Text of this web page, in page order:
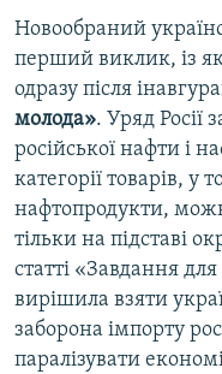
Новообраний
перший виклик, із
одразу після
молода». Уряд Росії
російської нафти і
категорії товарів, у
нафтопродукти,
тільки на підставі
статті «Завдання
вирішила взяти
заборона імпорту
паралізувати